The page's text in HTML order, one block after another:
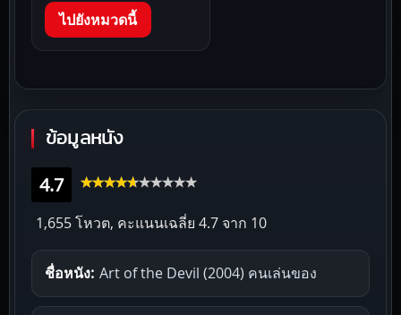
ไปยังหมวดนี้
ข้อมูลหนัง
4.7
1,655 โหวต, คะแนนเฉลี่ย 4.7 จาก 10
ชื่อหนัง: Art of the Devil (2004) คนเล่นของ